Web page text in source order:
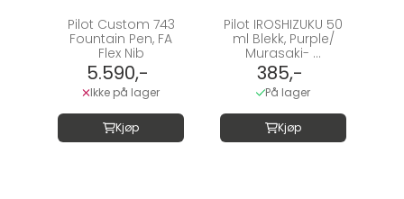
Pilot Custom 743
Fountain Pen, FA
Flex Nib
5.590,-
Ikke på lager
Kjøp
Pilot IROSHIZUKU 50
ml Blekk, Purple/
Murasaki- ...
385,-
På lager
Kjøp